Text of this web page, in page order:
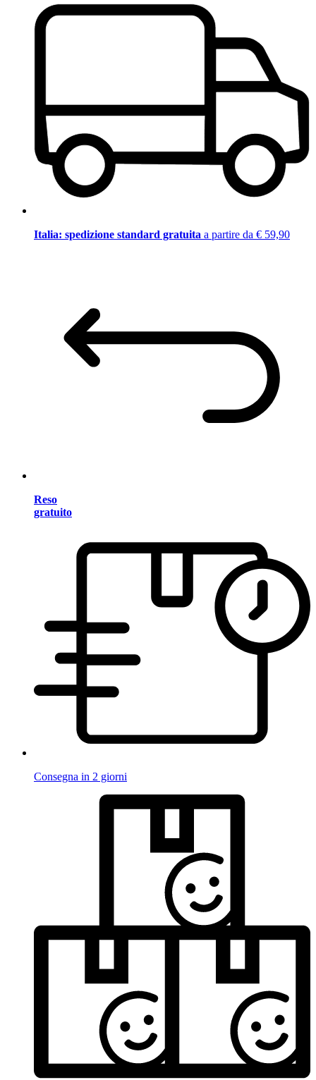
Italia: spedizione standard gratuita a partire da € 59,90
Reso
gratuito
Consegna in 2 giorni